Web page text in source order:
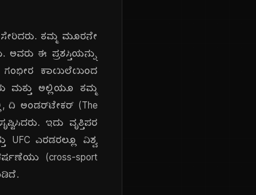
ತಮ್ಮ ಮೂರನೇ
ಈ ಪ್ರಶಸ್ತಿಯನ್ನು
ಗಂಭೀರ ಕಾಯಿಲೆಯಿಂದ
ಮತ್ತು ಅಲ್ಲಿಯೂ ತಮ್ಮ
ದಿ ಅಂಡರ್‌ಟೇಕರ್ (The
ಇದು ವೃತ್ತಿಪರ
UFC ಎರಡರಲ್ಲೂ ವಿಶ್ವ
(cross-sport